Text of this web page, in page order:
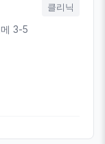
클리닉
3-5